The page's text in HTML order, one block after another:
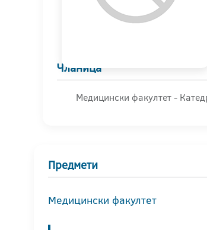
Чланица
Медицински факултет -
Предмети
Медицински факултет